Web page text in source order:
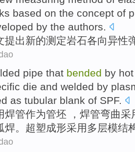
based on the concept of
by the authors.
提出新的测定岩石各向异性
pipe that bended by hot
die and welded by
as tubular blank of SPF.
焊管作为管坯 ，焊管弯曲采
焊。超塑成形采用多层模结